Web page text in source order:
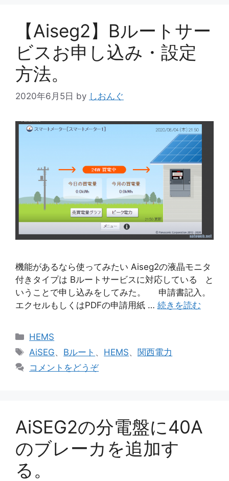
【Aiseg2】Bルートサー
ビスお申し込み・設定
方法。
2020年6月5日 by しおんぐ
機能があるなら使ってみたい Aiseg2の液晶モニタ
付きタイプは Bルートサービスに対応している と
いうことで申し込みをしてみた。 申請書記入。
エクセルもしくはPDFの申請用紙 … 続きを読む
カ
テ
リ
HEMS
タ
AiSEG、 Bルート 、 HEMS、関西電力
コメントをどうぞ
AiSEG2の分電盤に40A
のブレーカを追加す
る。